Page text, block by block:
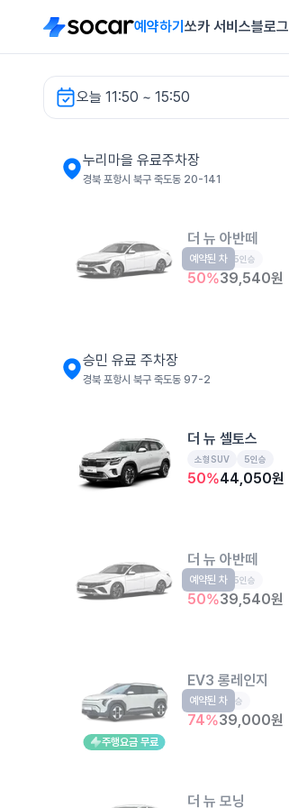
예약하기 쏘카 서비스블로그
오늘 11:50 ~ 15:50
누리마을 유료주차장 렌터카
누리마을 유료주차장
경북 포항시 북구 죽도동 20-141
더 뉴 아반떼
준중형 5인승
50%39,540원
예약된 차
승민 유료 주차장
경북 포항시 북구 죽도동 97-2
더 뉴 셀토스
소형SUV 5인승
50%44,050원
더 뉴 아반떼
준중형 5인승
50%39,540원
예약된 차
주행요금 무료
EV3 롱레인지
EV 5인승
74%39,000원
예약된 차
더 뉴 모닝